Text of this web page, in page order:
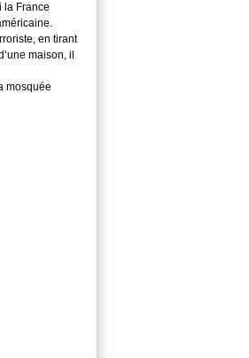
la France
en tirant
maison, il
mosquée